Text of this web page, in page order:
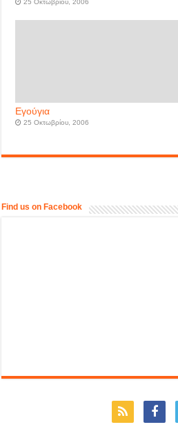
25 Οκτωβρίου, 2006
Εγούγια
25 Οκτωβρίου, 2006
Find us on Facebook